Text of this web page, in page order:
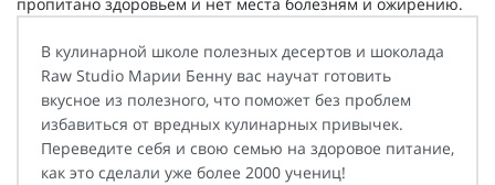
пропитано здоровьем и нет места болезням и ожирению.
В кулинарной школе полезных десертов и шоколада
Raw Studio Марии Бенну вас научат готовить
вкусное из полезного, что поможет без проблем
избавиться от вредных кулинарных привычек.
Переведите себя и свою семью на здоровое питание,
как это сделали уже более 2000 учениц!